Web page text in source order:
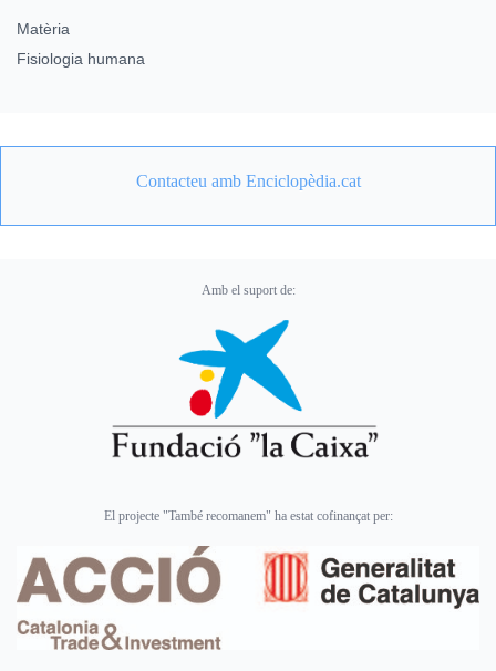
Matèria
Fisiologia humana
Contacteu amb Enciclopèdia.cat
Amb el suport de:
El projecte "També recomanem" ha estat cofinançat per: